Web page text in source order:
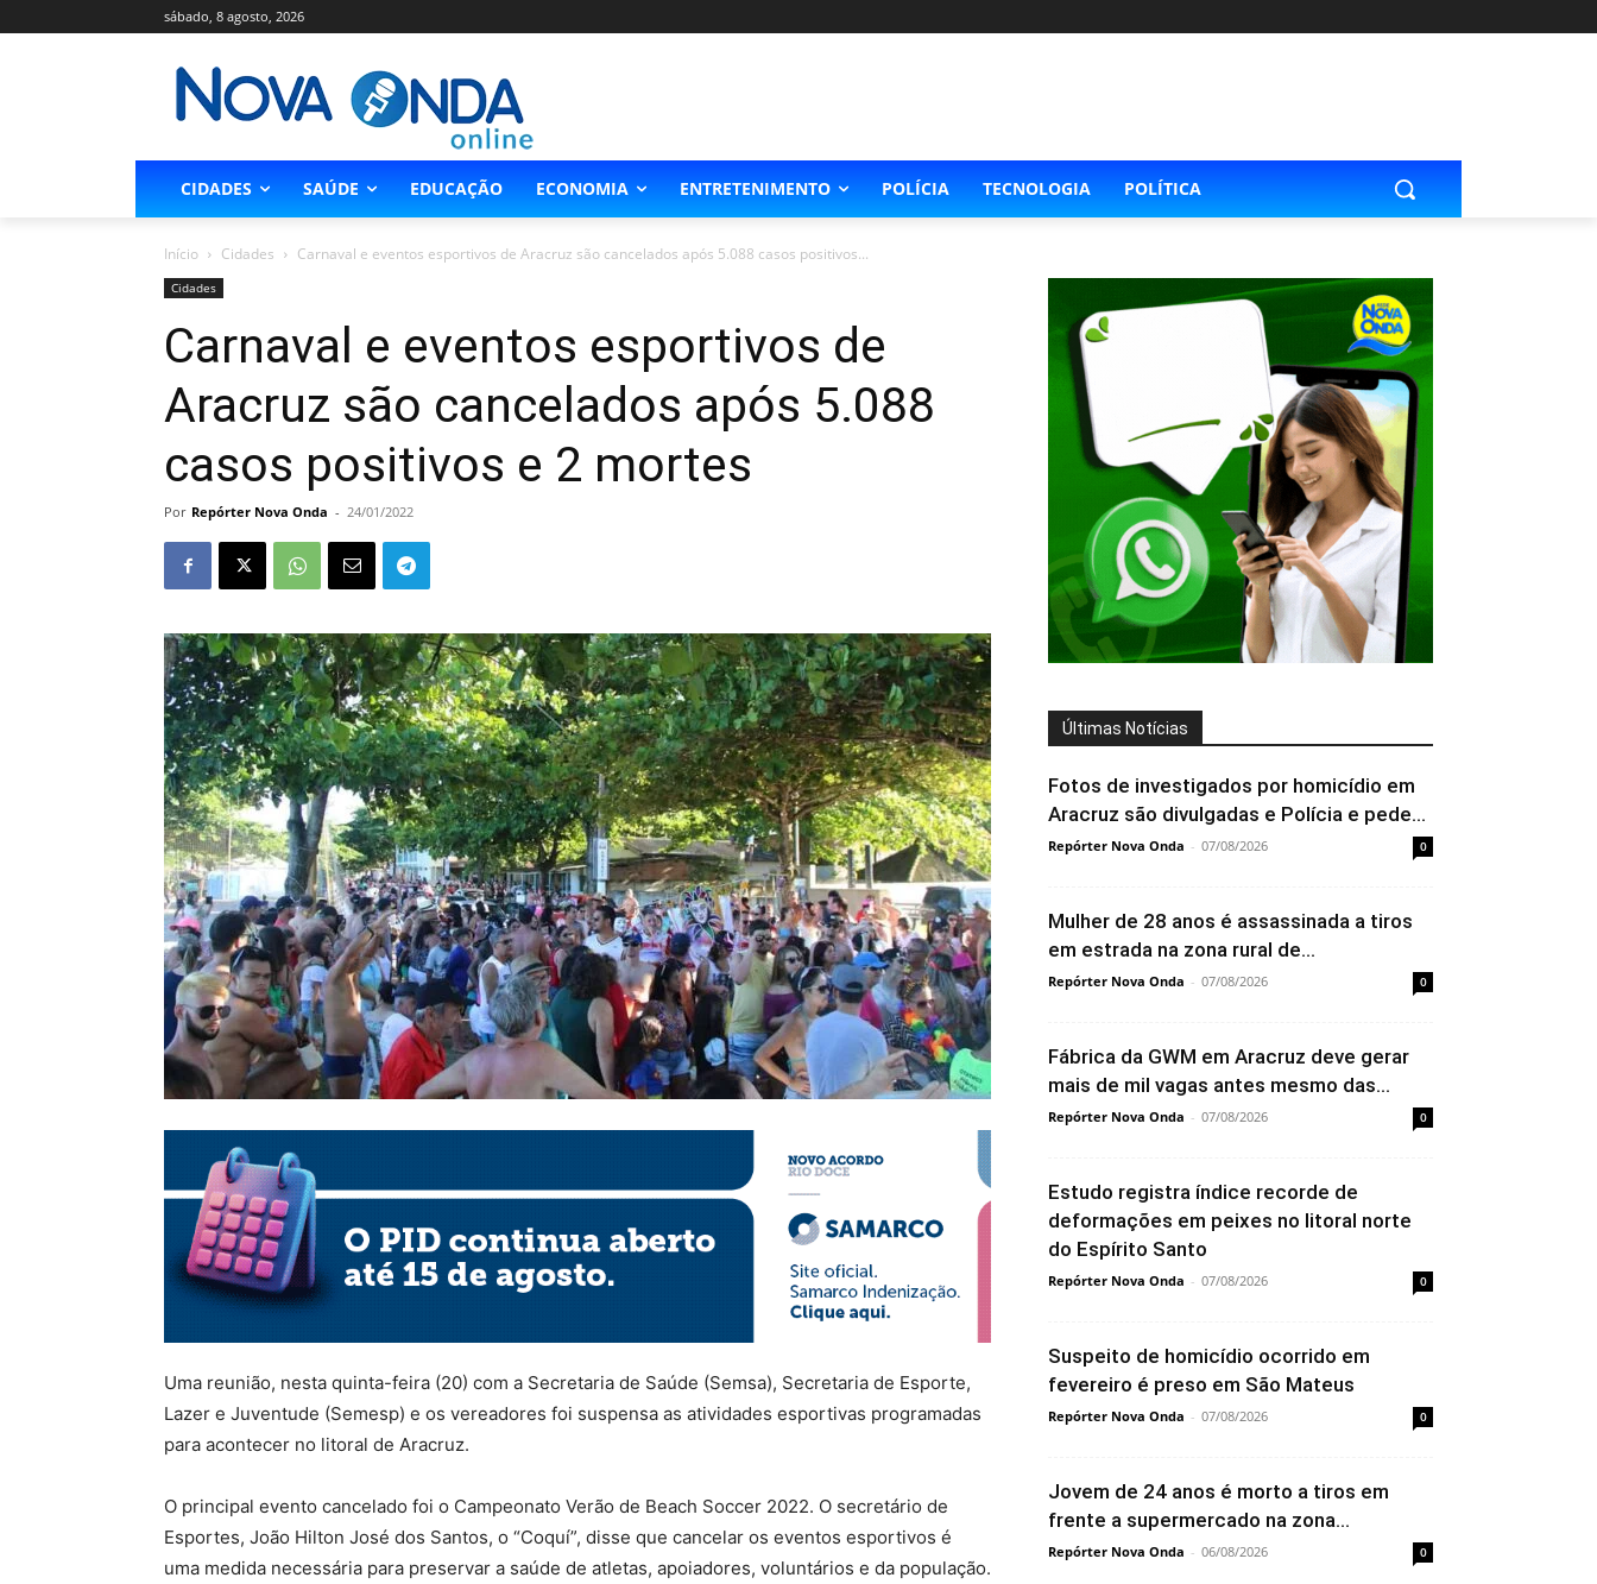
sábado, 8 agosto, 2026
CIDADES SAÚDE EDUCAÇÃO ECONOMIA ENTRETENIMENTO POLÍCIA TECNOLOGIA POLÍTICA
Início Cidades Carnaval e eventos esportivos de Aracruz são cancelados após 5.088 casos positivos...
Cidades
Carnaval e eventos esportivos de
Aracruz são cancelados após 5.088
casos positivos e 2 mortes
Por Repórter Nova Onda - 24/01/2022
Uma reunião, nesta quinta-feira (20) com a Secretaria de Saúde (Semsa), Secretaria de Esporte,
Lazer e Juventude (Semesp) e os vereadores foi suspensa as atividades esportivas programadas
para acontecer no litoral de Aracruz.
O principal evento cancelado foi o Campeonato Verão de Beach Soccer 2022. O secretário de
Esportes, João Hilton José dos Santos, o “Coquí”, disse que cancelar os eventos esportivos é
uma medida necessária para preservar a saúde de atletas, apoiadores, voluntários e da população.
Últimas Notícias
Fotos de investigados por homicídio em
Aracruz são divulgadas e Polícia e pede...
Repórter Nova Onda - 07/08/2026 0
Mulher de 28 anos é assassinada a tiros
em estrada na zona rural de...
Repórter Nova Onda - 07/08/2026 0
Fábrica da GWM em Aracruz deve gerar
mais de mil vagas antes mesmo das...
Repórter Nova Onda - 07/08/2026 0
Estudo registra índice recorde de
deformações em peixes no litoral norte
do Espírito Santo
Repórter Nova Onda - 07/08/2026 0
Suspeito de homicídio ocorrido em
fevereiro é preso em São Mateus
Repórter Nova Onda - 07/08/2026 0
Jovem de 24 anos é morto a tiros em
frente a supermercado na zona...
Repórter Nova Onda - 06/08/2026 0